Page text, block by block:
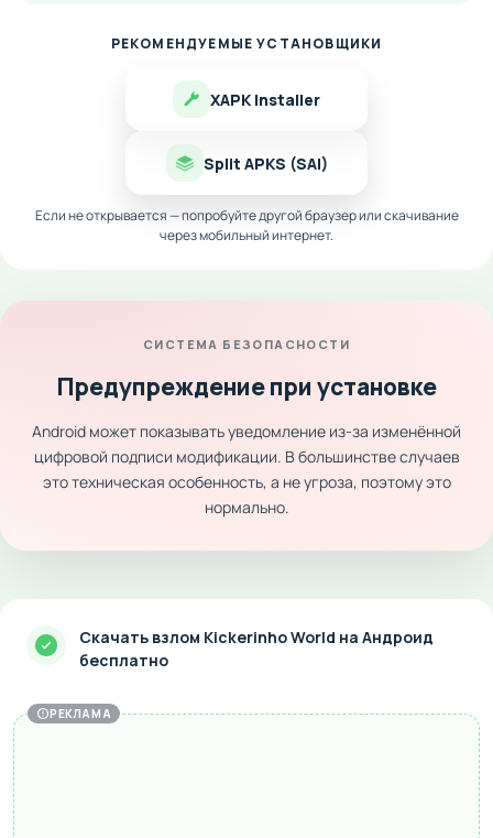
РЕКОМЕНДУЕМЫЕ УСТАНОВЩИКИ
XAPK Installer
Split APKS (SAI)
Если не открывается — попробуйте другой браузер или скачивание
через мобильный интернет.
СИСТЕМА БЕЗОПАСНОСТИ
Предупреждение при установке
Android может показывать уведомление из-за изменённой
цифровой подписи модификации. В большинстве случаев
это техническая особенность, а не угроза, поэтому это
нормально.
Скачать взлом Kickerinho World на Андроид
бесплатно
РЕКЛАМА